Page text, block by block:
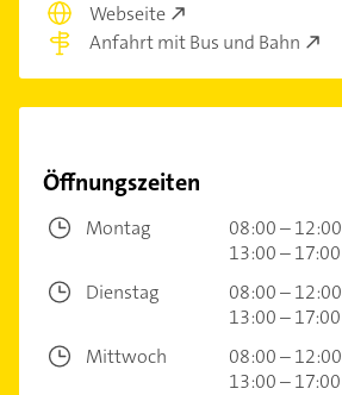
Webseite
Anfahrt mit Bus und Bahn
Öffnungszeiten
Montag
08:00 – 12:00
13:00 – 17:00
Dienstag
08:00 – 12:00
13:00 – 17:00
Mittwoch
08:00 – 12:00
13:00 – 17:00